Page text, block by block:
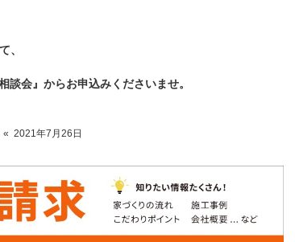
、
会』からお申込みくださいませ。
« 2021年7月26日